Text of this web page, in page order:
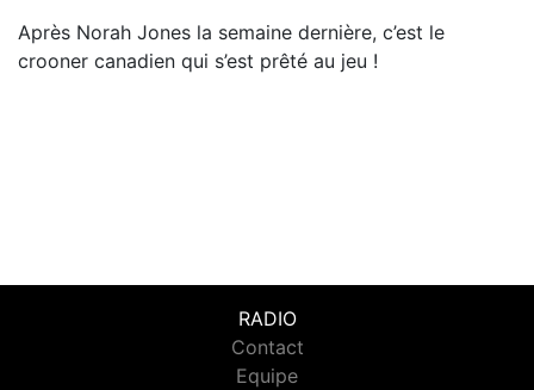
Après Norah Jones la semaine dernière, c’est le
crooner canadien qui s’est prêté au jeu !
RADIO
Contact
Equipe